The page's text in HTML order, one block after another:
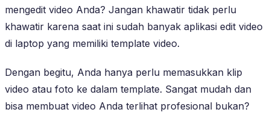
mengedit video Anda? Jangan khawatir tidak perlu
khawatir karena saat ini sudah banyak aplikasi edit video
di laptop yang memiliki template video.
Dengan begitu, Anda hanya perlu memasukkan klip
video atau foto ke dalam template. Sangat mudah dan
bisa membuat video Anda terlihat profesional bukan?